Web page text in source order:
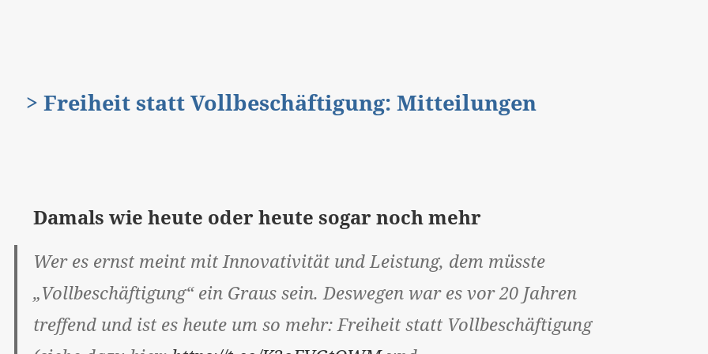
> Freiheit statt Vollbeschäftigung: Mitteilungen
Damals wie heute oder heute sogar noch mehr
Wer es ernst meint mit Innovativität und Leistung, dem müsste
„Vollbeschäftigung“ ein Graus sein. Deswegen war es vor 20 Jahren
treffend und ist es heute um so mehr: Freiheit statt Vollbeschäftigung